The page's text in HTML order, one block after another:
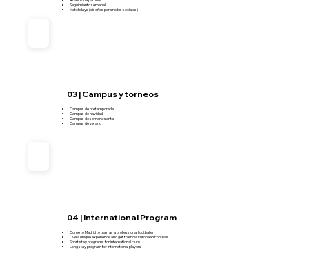
Seguimiento semanal
Matchdays (diseños para redes sociales)
Campus de pretemporada
Campus de navidad
Campus de semana santa
Campus de verano
03 | Campus y torneos
Come to Madrid to train as a professional footballer
Live a unique experience and get to know European Football
Short stay programs for international clubs
Long stay program for international players
04 | International Program